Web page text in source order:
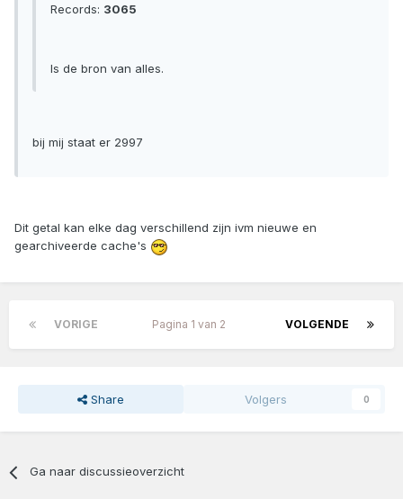
Records: 3065
Is de bron van alles.
bij mij staat er 2997
Dit getal kan elke dag verschillend zijn ivm nieuwe en
gearchiveerde cache's
VORIGE VOLGENDE
Pagina 1 van 2
Share Volgers 0
Ga naar discussieoverzicht